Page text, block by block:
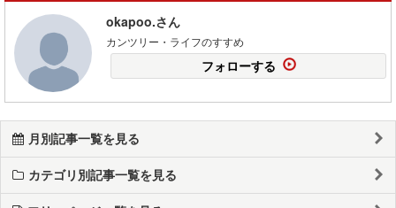
okapoo.さん
カンツリー・ライフのすすめ
フォローする
月別記事一覧を見る
カテゴリ別記事一覧を見る